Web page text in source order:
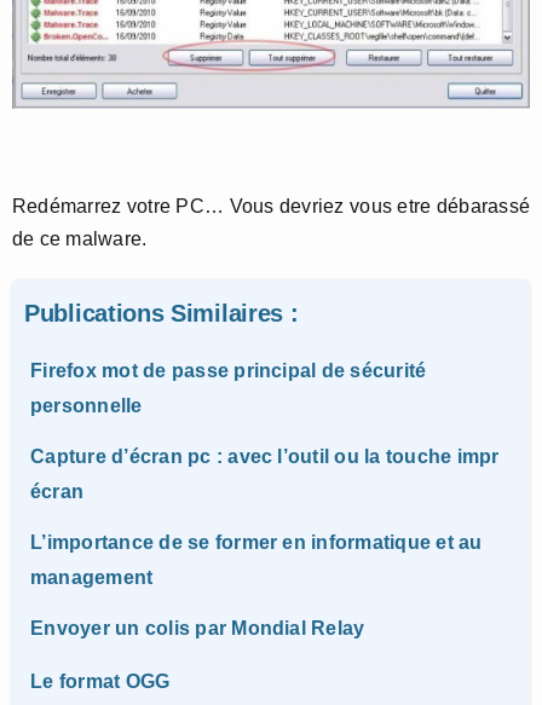
Redémarrez votre PC… Vous devriez vous etre débarassé
de ce malware.
Publications Similaires :
Firefox mot de passe principal de sécurité
personnelle
Capture d’écran pc : avec l’outil ou la touche impr
écran
L’importance de se former en informatique et au
management
Envoyer un colis par Mondial Relay
Le format OGG